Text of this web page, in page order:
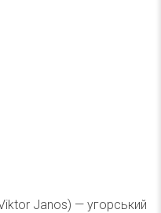
Janos) — угорський